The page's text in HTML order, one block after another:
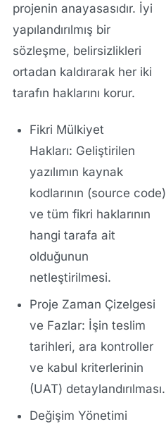
projenin anayasasıdır. İyi
yapılandırılmış bir
sözleşme, belirsizlikleri
ortadan kaldırarak her iki
tarafın haklarını korur.
Fikri Mülkiyet
Hakları: Geliştirilen
yazılımın kaynak
kodlarının (source code)
ve tüm fikri haklarının
hangi tarafa ait
olduğunun
netleştirilmesi.
Proje Zaman Çizelgesi
ve Fazlar: İşin teslim
tarihleri, ara kontroller
ve kabul kriterlerinin
(UAT) detaylandırılması.
Değişim Yönetimi